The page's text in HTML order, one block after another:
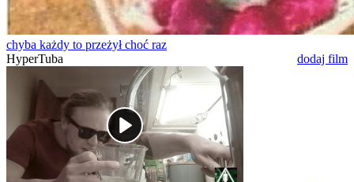
chyba każdy to przeżył choć raz
HyperTuba
dodaj film